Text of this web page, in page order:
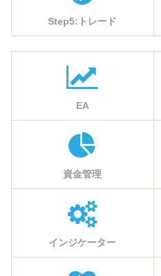
Step5:トレード
EA
資金管理
インジケーター